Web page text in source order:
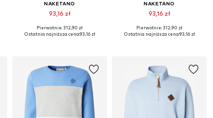
NAKETANO
93,16 zł
Pierwotnie: 312,90 zł
Ostatnia najniższa cena:93,16 zł
NAKETANO
93,16 zł
Pierwotnie: 312,90 zł
Ostatnia najniższa cena:93,16 zł